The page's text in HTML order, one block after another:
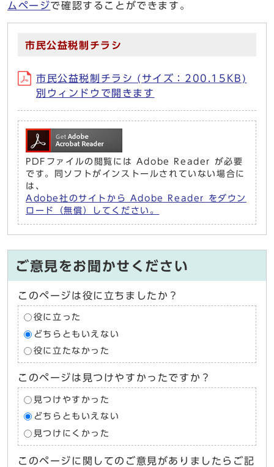
ムページで確認することができます。
市民公益税制チラシ
市民公益税制チラシ (サイズ：200.15KB)
別ウィンドウで開きます
PDFファイルの閲覧には Adobe Reader が必要
です。同ソフトがインストールされていない場合に
は、
Adobe社のサイトから Adobe Reader をダウン
ロード（無償）してください。
ご意見をお聞かせください
このページは役に立ちましたか？
役に立った
どちらともいえない
役に立たなかった
このページは見つけやすかったですか？
見つけやすかった
どちらともいえない
見つけにくかった
このページに関してのご意見がありましたらご記